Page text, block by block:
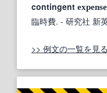
contingent
臨時費. - 研究社 新
>> 例文の一覧を見る